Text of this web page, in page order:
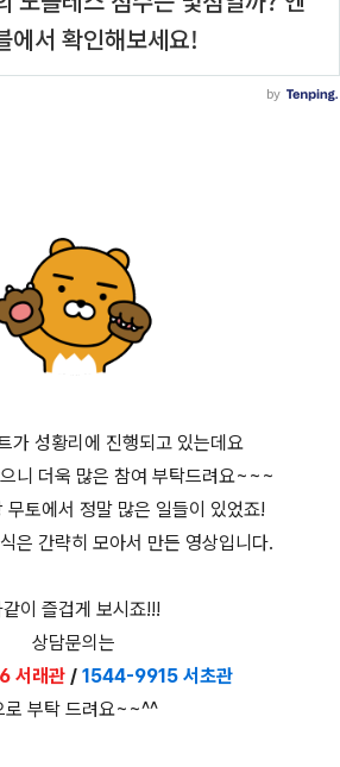
가 성황리에 진행되고 있는데요
니 더욱 많은 참여 부탁드려요~~~
무토에서 정말 많은 일들이 있었죠!
은 간략히 모아서 만든 영상입니다.
같이 즐겁게 보시죠!!!
상담문의는
서래관 / 1544-9915 서초관
로 부탁 드려요~~^^